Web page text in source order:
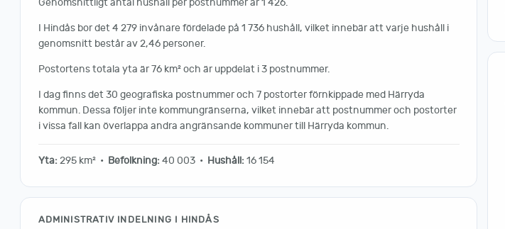
Genomsnittligt antal hushåll per postnummer är 1 426.
I Hindås bor det 4 279 invånare fördelade på 1 736 hushåll, vilket innebär att varje hushåll i
genomsnitt består av 2,46 personer.
Postortens totala yta är 76 km² och är uppdelat i 3 postnummer.
I dag finns det 30 geografiska postnummer och 7 postorter förnkippade med Härryda
kommun. Dessa följer inte kommungränserna, vilket innebär att postnummer och postorter
i vissa fall kan överlappa andra angränsande kommuner till Härryda kommun.
Yta:295 km² • Befolkning:40 003 • Hushåll:16 154
ADMINISTRATIV INDELNING I HINDÅS